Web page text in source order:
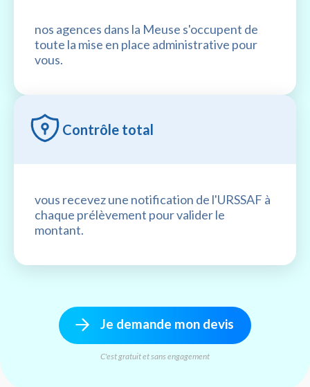
nos agences dans la Meuse s'occupent de
toute la mise en place administrative pour
vous.
Contrôle total
vous recevez une notification de l'URSSAF à
chaque prélèvement pour valider le
montant.
Je demande mon devis
C'est gratuit et sans engagement